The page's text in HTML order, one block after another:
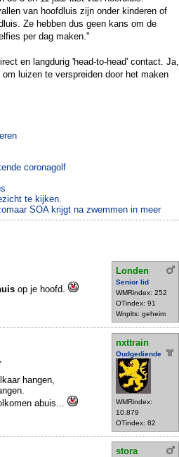
van hoofdluis zijn onder kinderen of
Ze hebben dus geen kans om de
per dag maken."
en langdurig 'head-to-head' contact. Ja,
luizen te verspreiden door het maken
coronagolf
te kijken.
SOA krijgt na zwemmen in meer
Londen
Senior lid
WMRindex: 252
OTindex: 91
Wnplts: geheim
op je hoofd.
nxttrain
Oudgediende
WMRindex:
10.879
OTindex: 82
hangen,
abuis...
stora